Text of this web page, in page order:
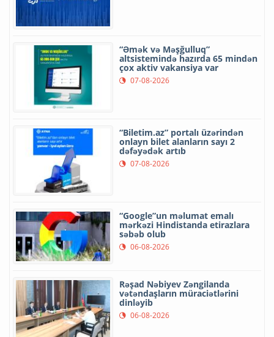
“Əmək və Məşğulluq”
altsistemində hazırda 65 mindən
çox aktiv vakansiya var
07-08-2026
“Biletim.az” portalı üzərindən
onlayn bilet alanların sayı 2
dəfəyədək artıb
07-08-2026
“Google”un məlumat emalı
mərkəzi Hindistanda etirazlara
səbəb olub
06-08-2026
Rəşad Nəbiyev Zəngilanda
vətəndaşların müraciətlərini
dinləyib
06-08-2026